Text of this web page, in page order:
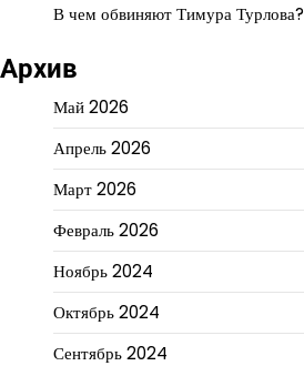
В чем обвиняют Тимура Турлова?
Архив
Май 2026
Апрель 2026
Март 2026
Февраль 2026
Ноябрь 2024
Октябрь 2024
Сентябрь 2024